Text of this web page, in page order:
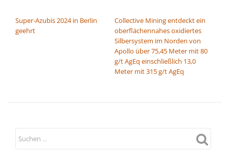
Super-Azubis 2024 in Berlin
geehrt
Collective Mining entdeckt ein
oberflächennahes oxidiertes
Silbersystem im Norden von
Apollo über 75,45 Meter mit 80
g/t AgEq einschließlich 13,0
Meter mit 315 g/t AgEq